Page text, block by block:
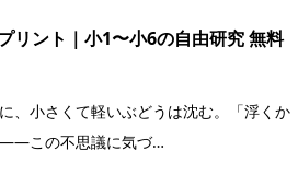
リント｜小1〜小6の自由研究 無料
、小さくて軽いぶどうは沈む。「浮くか
——この不思議に気づ…